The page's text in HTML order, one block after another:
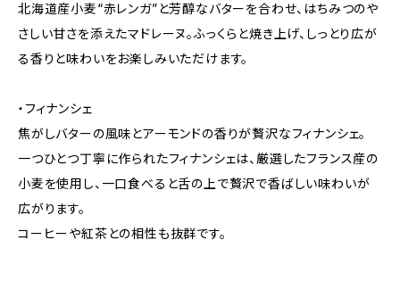
北海道産小麦“赤レンガ”と芳醇なバターを合わせ、はちみつのや
さしい甘さを添えたマドレーヌ。ふっくらと焼き上げ、しっとり広が
る香りと味わいをお楽しみいただけます。
・フィナンシェ
焦がしバターの風味とアーモンドの香りが贅沢なフィナンシェ。
一つひとつ丁寧に作られたフィナンシェは、厳選したフランス産の
小麦を使用し、一口食べると舌の上で贅沢で香ばしい味わいが
広がります。
コーヒーや紅茶との相性も抜群です。